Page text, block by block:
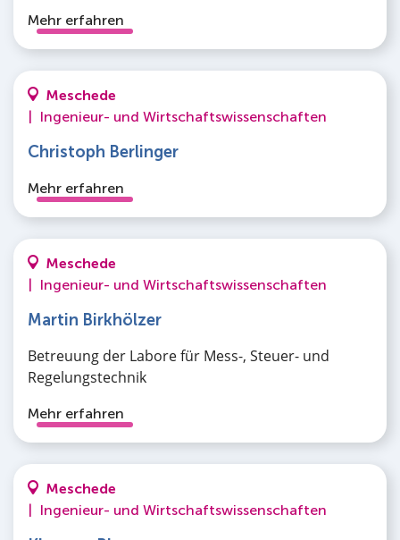
Mehr erfahren
Meschede
| Ingenieur- und Wirtschaftswissenschaften
Christoph Berlinger
Mehr erfahren
Meschede
| Ingenieur- und Wirtschaftswissenschaften
Martin Birkhölzer
Betreuung der Labore für Mess-, Steuer- und
Regelungstechnik
Mehr erfahren
Meschede
| Ingenieur- und Wirtschaftswissenschaften